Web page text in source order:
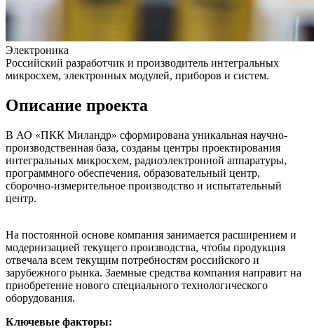
Электроника
Российский разработчик и производитель интегральных
микросхем, электронных модулей, приборов и систем.
Описание проекта
В АО «ПКК Миландр» сформирована уникальная научно-
производственная база, созданы центры проектирования
интегральных микросхем, радиоэлектронной аппаратуры,
программного обеспечения, образовательный центр,
сборочно-измерительное производство и испытательный
центр.
На постоянной основе компания занимается расширением и
модернизацией текущего производства, чтобы продукция
отвечала всем текущим потребностям российского и
зарубежного рынка. Заемные средства компания направит на
приобретение нового специального технологического
оборудования.
Ключевые факторы: